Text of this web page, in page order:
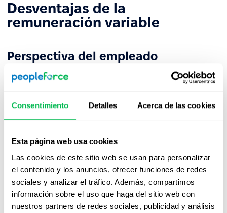
Consentimiento Detalles Acerca de las cookies
Esta página web usa cookies
Las cookies de este sitio web se usan para personalizar
el contenido y los anuncios, ofrecer funciones de redes
sociales y analizar el tráfico. Además, compartimos
información sobre el uso que haga del sitio web con
nuestros partners de redes sociales, publicidad y análisis
Desventajas de la
remuneración variable
Perspectiva del empleado
Lainvestigación
muestra que una
puede
reducir la sensación de seguridad financiera de
si eso implica recompensas potencialmente menores.
relacionadas con crisis afectan los resultados, la
inestabilidad en los ingresos puede aumentar aún más la
frustración.
Si las reglas de la remuneración variable no están claras